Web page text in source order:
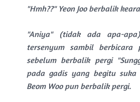
"Hmh??" Yeon Joo berbalik
"Aniya" (tidak ada apa-
tersenyum sambil berbicara
sebelum berbalik pergi
pada gadis yang begitu suka
Beom Woo pun berbalik pergi.